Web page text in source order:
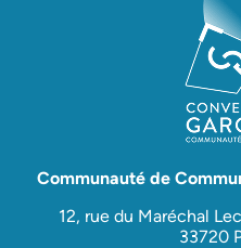
Communauté de
12, rue du Maréchal
33720